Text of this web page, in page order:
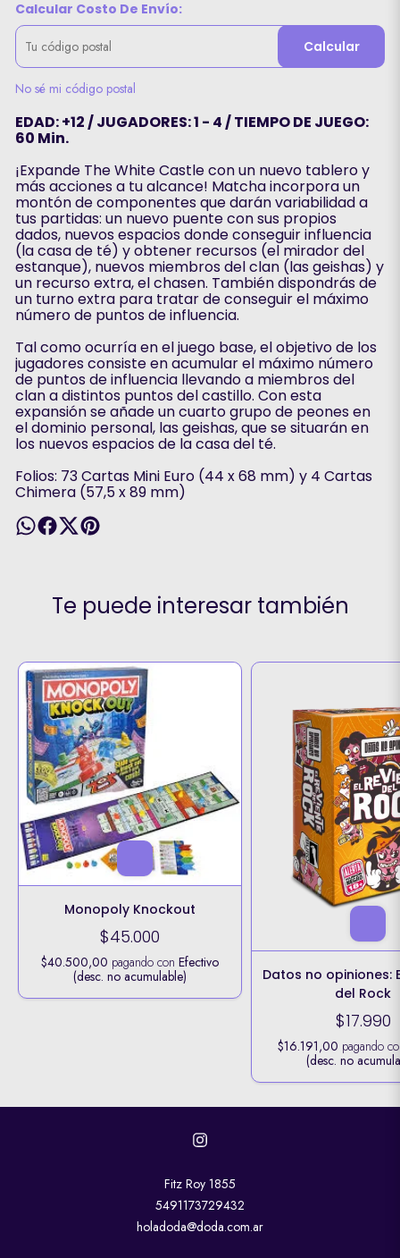
Calcular Costo De Envío:
Calcular
No sé mi código postal
EDAD: +12 / JUGADORES: 1 - 4 / TIEMPO DE JUEGO:
60 Min.
¡Expande The White Castle con un nuevo tablero y
más acciones a tu alcance! Matcha incorpora un
montón de componentes que darán variabilidad a
tus partidas: un nuevo puente con sus propios
dados, nuevos espacios donde conseguir influencia
(la casa de té) y obtener recursos (el mirador del
estanque), nuevos miembros del clan (las geishas) y
un recurso extra, el chasen. También dispondrás de
un turno extra para tratar de conseguir el máximo
número de puntos de influencia.
Tal como ocurría en el juego base, el objetivo de los
jugadores consiste en acumular el máximo número
de puntos de influencia llevando a miembros del
clan a distintos puntos del castillo. Con esta
expansión se añade un cuarto grupo de peones en
el dominio personal, las geishas, que se situarán en
los nuevos espacios de la casa del té.
Folios: 73 Cartas Mini Euro (44 x 68 mm) y 4 Cartas
Chimera (57,5 x 89 mm)
Te puede interesar también
Monopoly Knockout
$45.000
$40.500,00 pagando conEfectivo
(desc. no acumulable)
Datos no opiniones:
del Rock
$17.990
$16.191,00 pagando
(desc. no
Fitz Roy 1855
5491173729432
holadoda@doda.com.ar